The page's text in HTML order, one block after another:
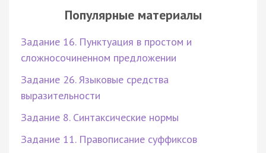
Популярные материалы
Задание 16. Пунктуация в простом и
сложносочиненном предложении
Задание 26. Языковые средства
выразительности
Задание 8. Синтаксические нормы
Задание 11. Правописание суффиксов